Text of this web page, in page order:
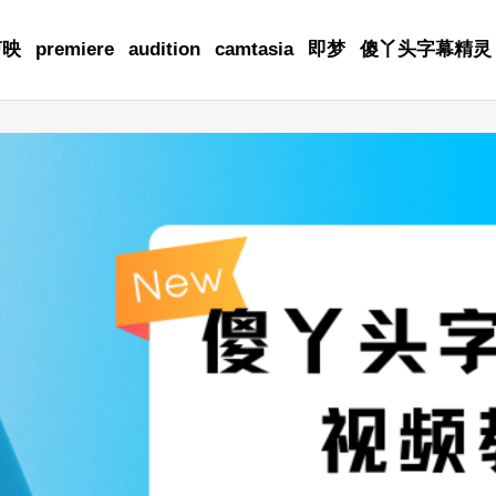
premiere audition camtasia 即梦 傻丫头字幕精灵